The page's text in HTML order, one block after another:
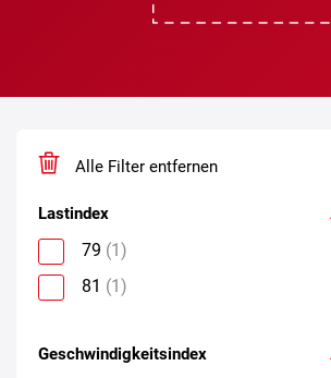
Alle Filter entfernen
Lastindex
79 (1)
81 (1)
Geschwindigkeitsindex